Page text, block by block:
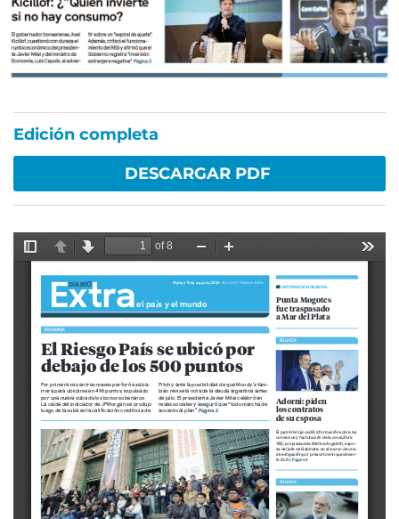
Edición completa
DESCARGAR PDF